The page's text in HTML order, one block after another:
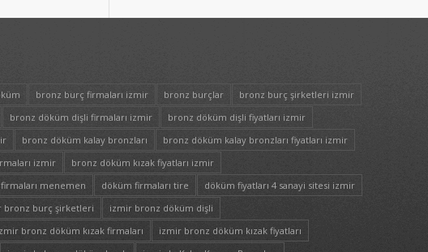
bronz burç firmaları izmir bronz burçlar
bronz burç şirketleri izmir
bronz döküm dişli firmaları izmir
bronz döküm dişli fiyatları izmir
bronz döküm kalay bronzları
bronz döküm kalay bronzları fiyatları izmir
izmir
bronz döküm kızak fiyatları izmir
menemen döküm firmaları tire
döküm fiyatları 4 sanayi sitesi izmir
bronz burç şirketleri
izmir bronz döküm dişli
bronz döküm kızak firmaları
izmir bronz döküm kızak fiyatları